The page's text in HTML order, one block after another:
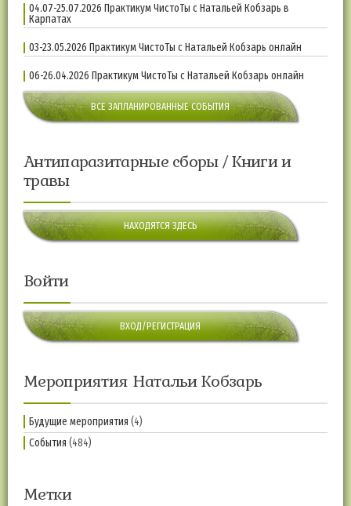
04.07-25.07.2026 Практикум ЧистоТы с Натальей Кобзарь в
Карпатах
03-23.05.2026 Практикум ЧистоТы с Натальей Кобзарь онлайн
06-26.04.2026 Практикум ЧистоТы с Натальей Кобзарь онлайн
ВСЕ ЗАПЛАНИРОВАННЫЕ СОБЫТИЯ
Антипаразитарные сборы / Книги и
травы
НАХОДЯТСЯ ЗДЕСЬ
Войти
ВХОД/РЕГИСТРАЦИЯ
Мероприятия Натальи Кобзарь
Будущие мероприятия (4)
События (484)
Метки